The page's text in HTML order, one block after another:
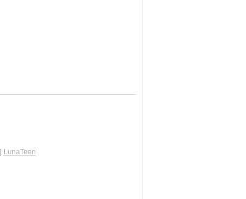
LunaTeen